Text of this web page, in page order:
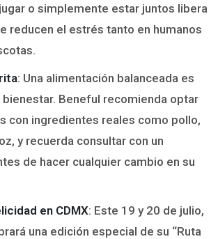
o simplemente estar juntos libera
reducen el estrés tanto en humanos
: Una alimentación balanceada es
bienestar. Beneful recomienda optar
con ingredientes reales como pollo,
y recuerda consultar con un
de hacer cualquier cambio en su
en CDMX: Este 19 y 20 de julio,
una edición especial de su “Ruta